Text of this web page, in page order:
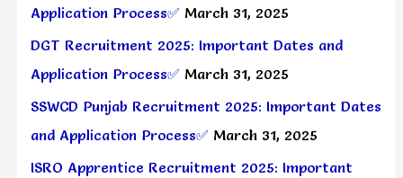
Application Process✅ March 31, 2025
DGT Recruitment 2025: Important Dates and
Application Process✅ March 31, 2025
SSWCD Punjab Recruitment 2025: Important Dates
and Application Process✅ March 31, 2025
ISRO Apprentice Recruitment 2025: Important